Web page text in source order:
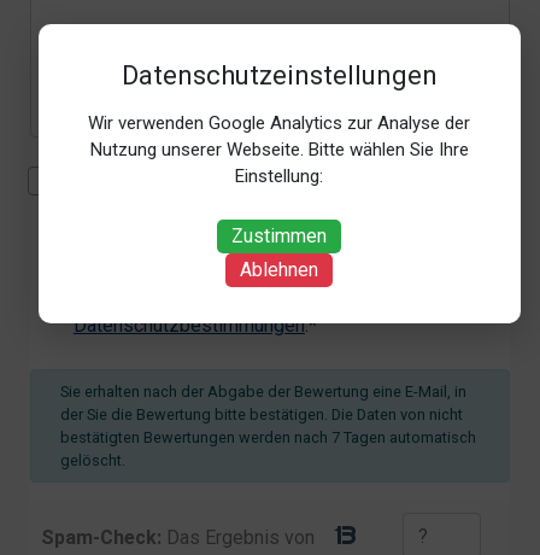
Datenschutzeinstellungen
Wir verwenden Google Analytics zur Analyse der
Nutzung unserer Webseite. Bitte wählen Sie Ihre
Einstellung:
Zustimmen
Ablehnen
Mit der Erhebung, Verarbeitung und Nutzung meiner
Uhrzeit der Bewertungsabgabe, Referrer-URL) zum
Zweck der Bewertung erkläre ich mich
Datenschutzbestimmungen.*
Sie erhalten nach der Abgabe der Bewertung eine E-Mail, in
der Sie die Bewertung bitte bestätigen. Die Daten von nicht
bestätigten Bewertungen werden nach 7 Tagen automatisch
gelöscht.
Spam-Check: Das Ergebnis von